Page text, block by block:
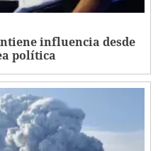
influencia desde
política